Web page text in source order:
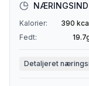
Kalorier: 390
Fedt:
19.7
Detaljeret